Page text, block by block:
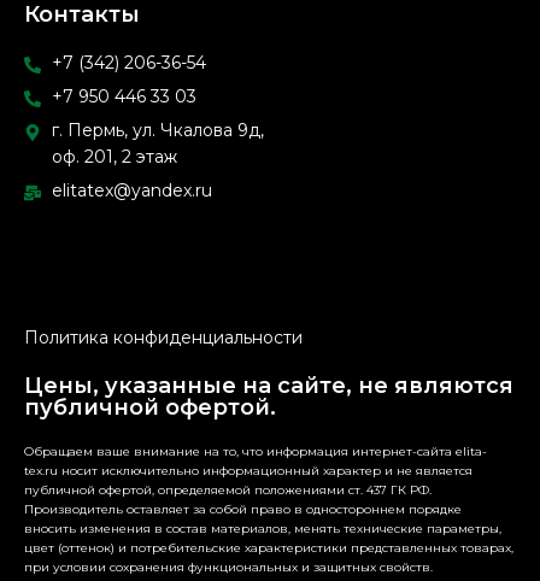
Контакты
+7 (342) 206-36-54
+7 950 446 33 03
г. Пермь, ул. Чкалова 9д,
оф. 201, 2 этаж
elitatex@yandex.ru
Политика конфиденциальности
Цены, указанные на сайте, не являются
публичной офертой.
Обращаем ваше внимание на то, что информация интернет-сайта elita-
tex.ru носит исключительно информационный характер и не является
публичной офертой, определяемой положениями ст. 437 ГК РФ.
Производитель оставляет за собой право в одностороннем порядке
вносить изменения в состав материалов, менять технические параметры,
цвет (оттенок) и потребительские характеристики представленных товарах,
при условии сохранения функциональных и защитных свойств.